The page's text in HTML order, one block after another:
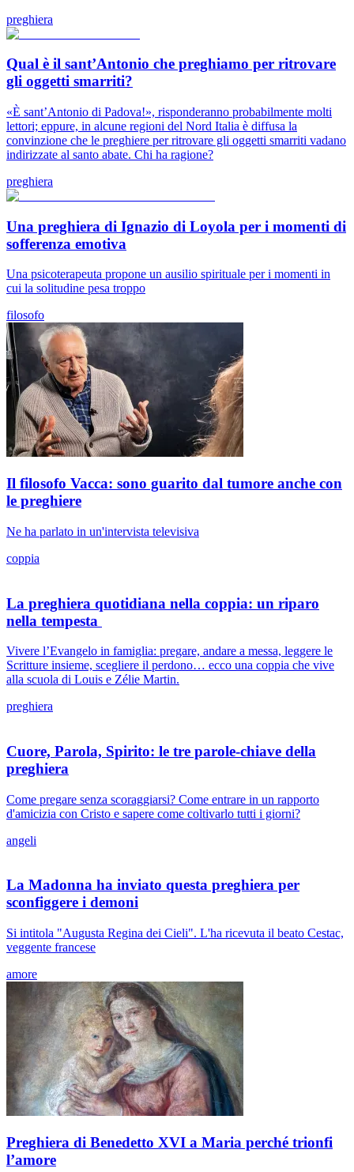
preghiera
Qual è il sant’Antonio che preghiamo per ritrovare
gli oggetti smarriti?
«È sant’Antonio di Padova!», risponderanno probabilmente molti
lettori; eppure, in alcune regioni del Nord Italia è diffusa la
convinzione che le preghiere per ritrovare gli oggetti smarriti vadano
indirizzate al santo abate. Chi ha ragione?
preghiera
Una preghiera di Ignazio di Loyola per i momenti di
sofferenza emotiva
Una psicoterapeuta propone un ausilio spirituale per i momenti in
cui la solitudine pesa troppo
filosofo
Il filosofo Vacca: sono guarito dal tumore anche con
le preghiere
Ne ha parlato in un'intervista televisiva
coppia
La preghiera quotidiana nella coppia: un riparo
nella tempesta
Vivere l’Evangelo in famiglia: pregare, andare a messa, leggere le
Scritture insieme, scegliere il perdono… ecco una coppia che vive
alla scuola di Louis e Zélie Martin.
preghiera
Cuore, Parola, Spirito: le tre parole-chiave della
preghiera
Come pregare senza scoraggiarsi? Come entrare in un rapporto
d'amicizia con Cristo e sapere come coltivarlo tutti i giorni?
angeli
La Madonna ha inviato questa preghiera per
sconfiggere i demoni
Si intitola "Augusta Regina dei Cieli". L'ha ricevuta il beato Cestac,
veggente francese
amore
Preghiera di Benedetto XVI a Maria perché trionfi
l’amore